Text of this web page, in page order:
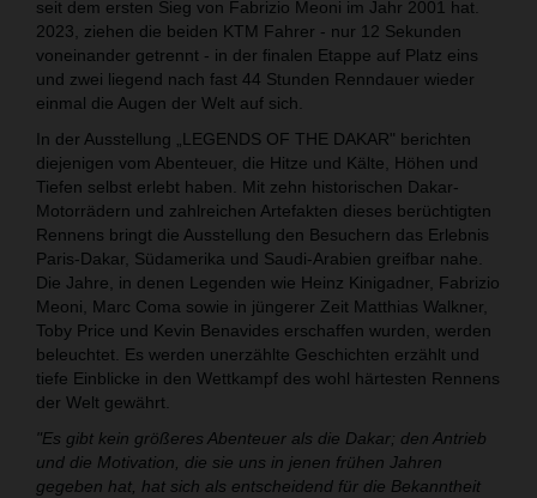
seit dem ersten Sieg von Fabrizio Meoni im Jahr 2001 hat.
2023, ziehen die beiden KTM Fahrer - nur 12 Sekunden
voneinander getrennt - in der finalen Etappe auf Platz eins
und zwei liegend nach fast 44 Stunden Renndauer wieder
einmal die Augen der Welt auf sich.
In der Ausstellung „LEGENDS OF THE DAKAR" berichten
diejenigen vom Abenteuer, die Hitze und Kälte, Höhen und
Tiefen selbst erlebt haben. Mit zehn historischen Dakar-
Motorrädern und zahlreichen Artefakten dieses berüchtigten
Rennens bringt die Ausstellung den Besuchern das Erlebnis
Paris-Dakar, Südamerika und Saudi-Arabien greifbar nahe.
Die Jahre, in denen Legenden wie Heinz Kinigadner, Fabrizio
Meoni, Marc Coma sowie in jüngerer Zeit Matthias Walkner,
Toby Price und Kevin Benavides erschaffen wurden, werden
beleuchtet. Es werden unerzählte Geschichten erzählt und
tiefe Einblicke in den Wettkampf des wohl härtesten Rennens
der Welt gewährt.
"Es gibt kein größeres Abenteuer als die Dakar; den Antrieb
und die Motivation, die sie uns in jenen frühen Jahren
gegeben hat, hat sich als entscheidend für die Bekanntheit